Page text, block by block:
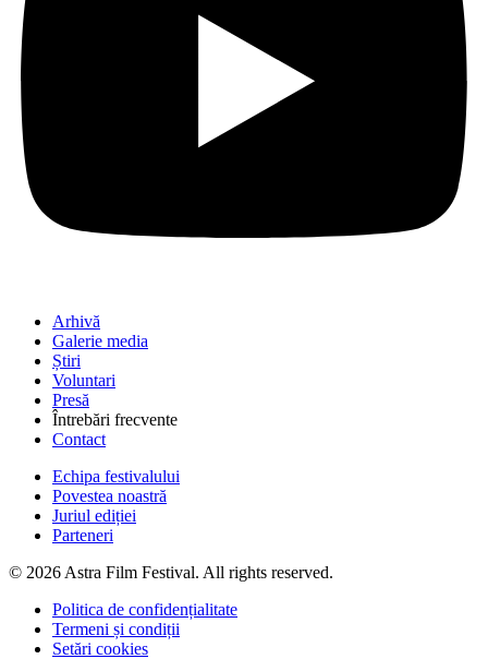
Arhivă
Galerie media
Știri
Voluntari
Presă
Întrebări frecvente
Contact
Echipa festivalului
Povestea noastră
Juriul ediției
Parteneri
© 2026 Astra Film Festival. All rights reserved.
Politica de confidențialitate
Termeni și condiții
Setări cookies